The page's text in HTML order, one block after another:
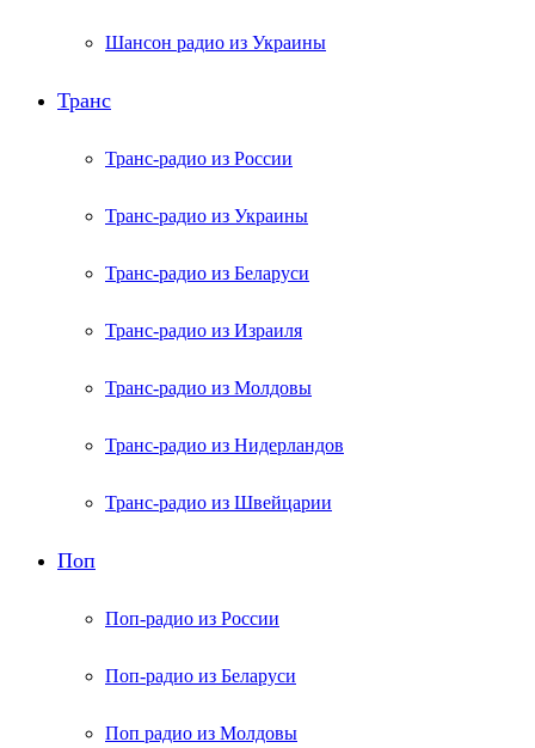
Шансон радио из Украины
Транс
Транс-радио из России
Транс-радио из Украины
Транс-радио из Беларуси
Транс-радио из Израиля
Транс-радио из Молдовы
Транс-радио из Нидерландов
Транс-радио из Швейцарии
Поп
Поп-радио из России
Поп-радио из Беларуси
Поп радио из Молдовы